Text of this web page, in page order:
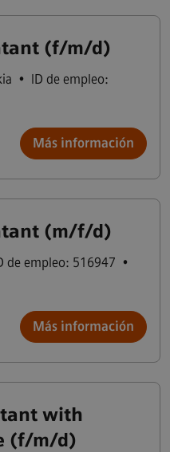
(f/m/d)
• ID de empleo:
Más información
(m/f/d)
de empleo: 516947 •
Más información
with
(f/m/d)